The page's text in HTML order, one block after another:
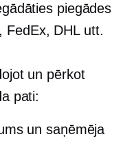
piegādes
FedEx, DHL utt.
un pērkot
pati:
un saņēmēja